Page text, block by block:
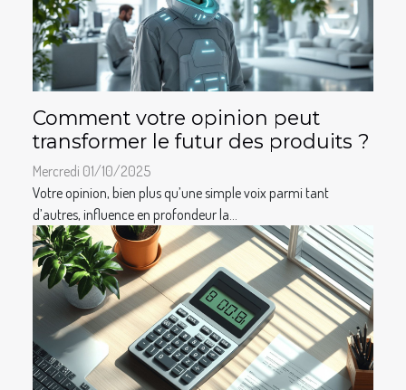
Comment votre opinion peut
transformer le futur des produits ?
Mercredi 01/10/2025
Votre opinion, bien plus qu’une simple voix parmi tant
d’autres, influence en profondeur la...